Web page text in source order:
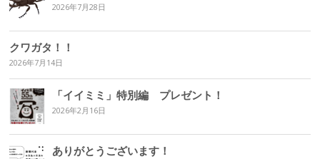
2026年7月28日
クワガタ！！
2026年7月14日
「イイミミ」特別編 プレゼント！
2026年2月16日
ありがとうございます！